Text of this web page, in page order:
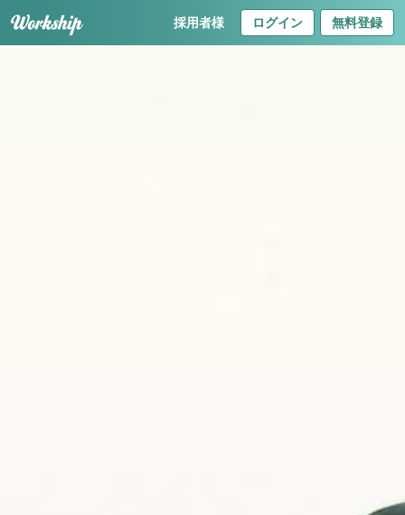
採用者様 ログイン 無料登録